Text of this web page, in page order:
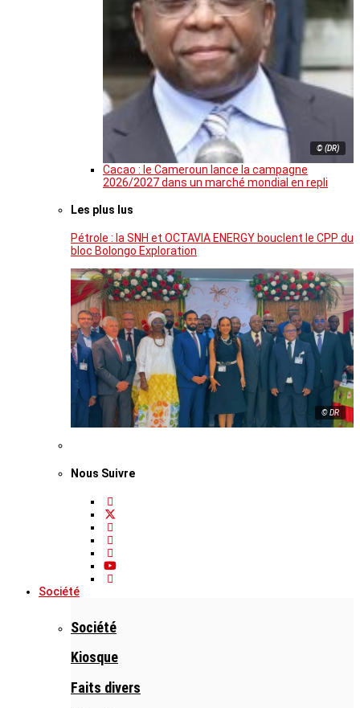
© (DR)
Cacao : le Cameroun lance la campagne
2026/2027 dans un marché mondial en repli
Les plus lus
Pétrole : la SNH et OCTAVIA ENERGY bouclent le CPP du
bloc Bolongo Exploration
© DR
Nous Suivre
Société
Société
Kiosque
Faits divers